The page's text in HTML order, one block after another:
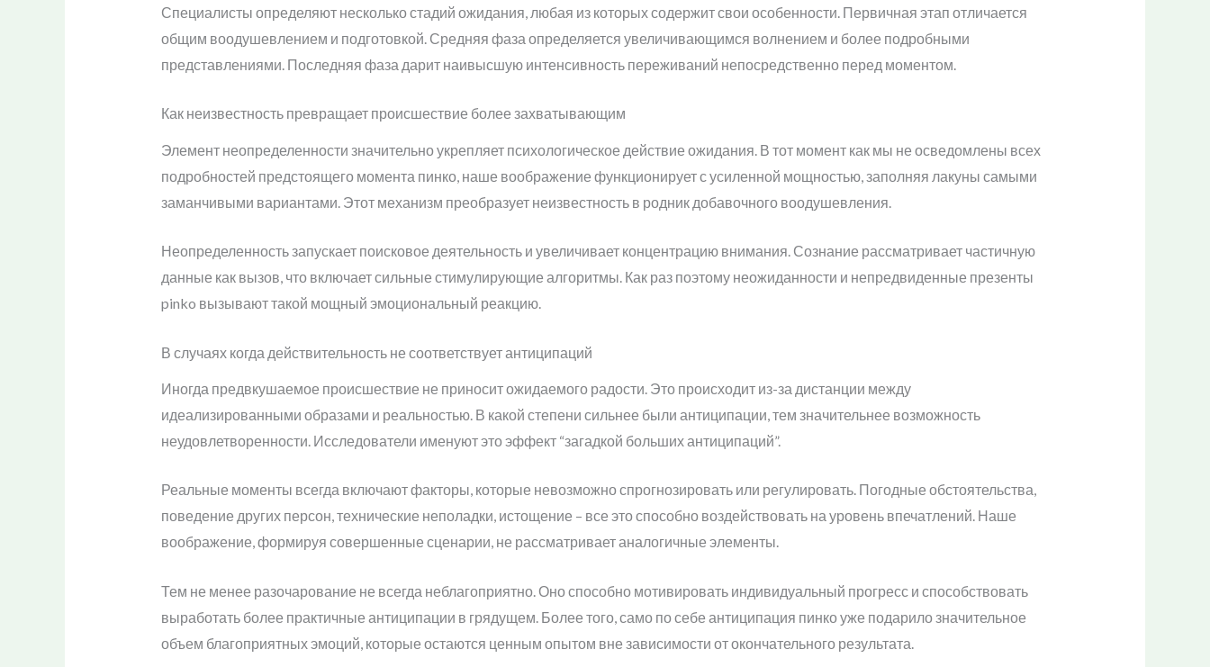
Специалисты определяют несколько стадий ожидания, любая из которых содержит свои особенности. Первичная этап отличается
общим воодушевлением и подготовкой. Средняя фаза определяется увеличивающимся волнением и более подробными
представлениями. Последняя фаза дарит наивысшую интенсивность переживаний непосредственно перед моментом.
Как неизвестность превращает происшествие более захватывающим
Элемент неопределенности значительно укрепляет психологическое действие ожидания. В тот момент как мы не осведомлены всех
подробностей предстоящего момента пинко, наше воображение функционирует с усиленной мощностью, заполняя лакуны самыми
заманчивыми вариантами. Этот механизм преобразует неизвестность в родник добавочного воодушевления.
Неопределенность запускает поисковое деятельность и увеличивает концентрацию внимания. Сознание рассматривает частичную
данные как вызов, что включает сильные стимулирующие алгоритмы. Как раз поэтому неожиданности и непредвиденные презенты
pinko вызывают такой мощный эмоциональный реакцию.
В случаях когда действительность не соответствует антиципаций
Иногда предвкушаемое происшествие не приносит ожидаемого радости. Это происходит из-за дистанции между
идеализированными образами и реальностью. В какой степени сильнее были антиципации, тем значительнее возможность
неудовлетворенности. Исследователи именуют это эффект “загадкой больших антиципаций”.
Реальные моменты всегда включают факторы, которые невозможно спрогнозировать или регулировать. Погодные обстоятельства,
поведение других персон, технические неполадки, истощение – все это способно воздействовать на уровень впечатлений. Наше
воображение, формируя совершенные сценарии, не рассматривает аналогичные элементы.
Тем не менее разочарование не всегда неблагоприятно. Оно способно мотивировать индивидуальный прогресс и способствовать
выработать более практичные антиципации в грядущем. Более того, само по себе антиципация пинко уже подарило значительное
объем благоприятных эмоций, которые остаются ценным опытом вне зависимости от окончательного результата.